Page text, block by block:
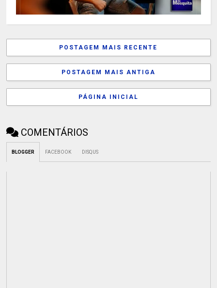
POSTAGEM MAIS RECENTE
POSTAGEM MAIS ANTIGA
PÁGINA INICIAL
COMENTÁRIOS
BLOGGER FACEBOOK DISQUS